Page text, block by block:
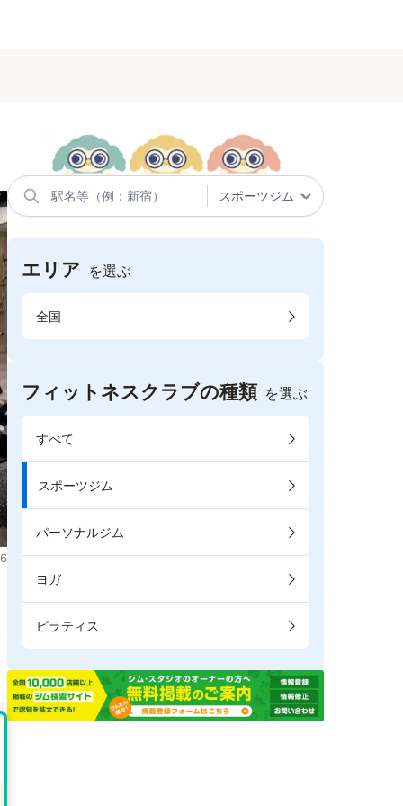
エリア を選ぶ
全国
フィットネスクラブの種類 を選ぶ
すべて
スポーツジム
パーソナルジム
ヨガ
ピラティス